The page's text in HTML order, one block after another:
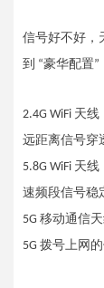
信号好不好，
到 “豪华配置”
2.4G WiFi 天
远距离信号穿
5.8G WiFi 天
速频段信号稳
5G 移动通信
5G 拨号上网